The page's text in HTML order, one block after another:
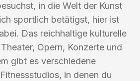
in die Welt der Kunst
sportlich betätigst, hier ist
Das reichhaltige kulturelle
Opern, Konzerte und
gibt es verschiedene
in denen du